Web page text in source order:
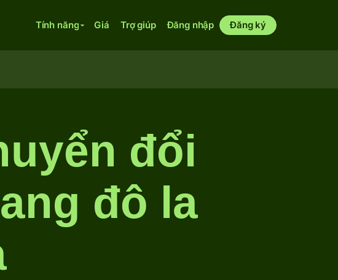
Tính năng Giá Trợ giúp Đăng nhập Đăng ký
đổi
đô la